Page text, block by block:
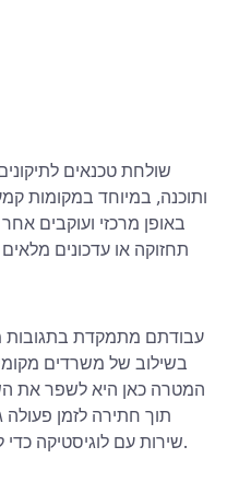
ותוכנה, במיוחד במקומות
באופן מרכזי ועוקבים
תחזוקה או עדכונים
עבודתם מתמקדת בתגובות
בשילוב של משרדים
המטרה כאן היא לשפר את
תוך חתירה לזמן פעולה
שירות עם לוגיסטיקה כדי להבטיח שהבעיות לא ימשכו זמן רב.